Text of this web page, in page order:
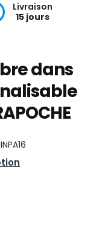
Livraison
15 jours
dans